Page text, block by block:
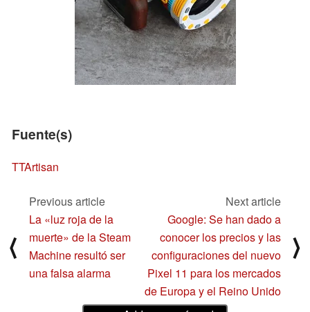
Fuente(s)
TTArtisan
⟨
Previous article
La «luz roja de la
muerte» de la Steam
Machine resultó ser
una falsa alarma
Next article
Google: Se han dado a
conocer los precios y las
configuraciones del nuevo
Pixel 11 para los mercados
de Europa y el Reino Unido
⟩